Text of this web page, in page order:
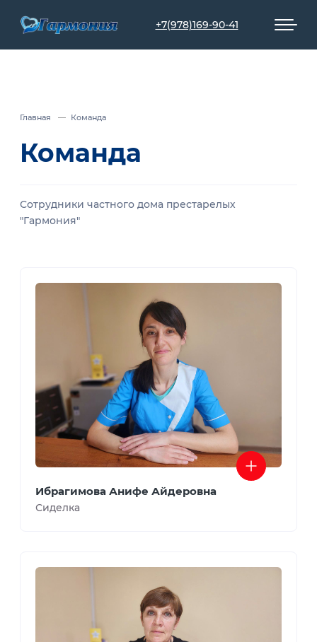
+7(978)169-90-41
Главная Команда
Команда
Сотрудники частного дома престарелых
"Гармония"
Ибрагимова Анифе Айдеровна
Сиделка